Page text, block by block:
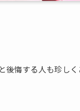
悔する人も珍しく